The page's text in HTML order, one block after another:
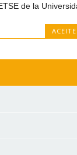
de la